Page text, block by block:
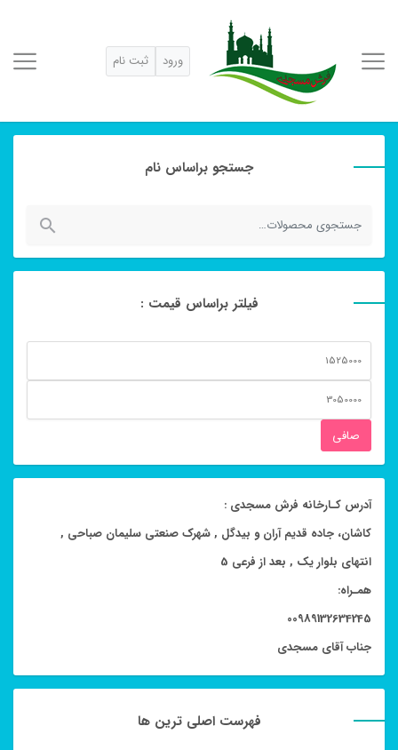
ورود ثبت نام
جستجو براساس نام
جستجو
فیلتر براساس قیمت :
قیمت
قيمت
صافی
آدرس کـارخانه فرش مسجدی :
کاشان، جاده قدیم آران و بیدگل , شهرک صنعتی سلیمان صباحی ,
انتهای بلوار یک , بعد از فرعی 5
همـراه:
00989132634245
جناب آقای مسجدی
فهرست اصلی ترین ها